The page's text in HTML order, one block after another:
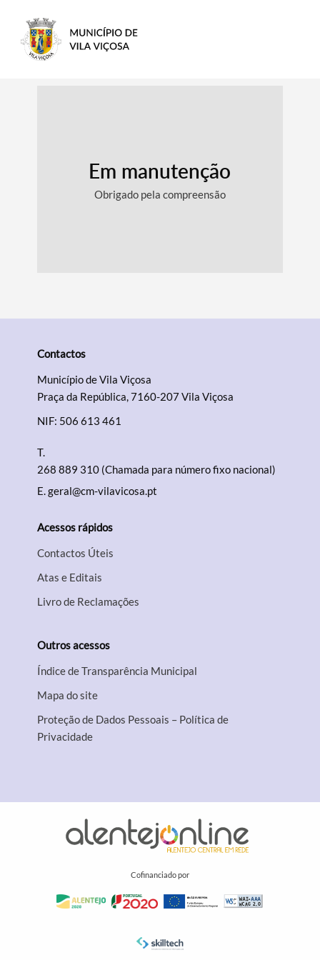
Termo de Pesquisa
Categorias gerais
Filtros
Em manutenção
Obrigado pela compreensão
Contactos
Município de Vila Viçosa
Praça da República, 7160-207 Vila Viçosa
NIF: 506 613 461
T.
268 889 310 (Chamada para número fixo nacional)
E.geral@cm-vilavicosa.pt
Acessos rápidos
Contactos Úteis
Atas e Editais
Livro de Reclamações
Outros acessos
Índice de Transparência Municipal
Mapa do site
Proteção de Dados Pessoais – Política de
Privacidade
Cofinanciado por